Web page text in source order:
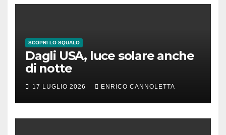
SCOPRI LO SQUALO
Dagli USA, luce solare anche
di notte
17 LUGLIO 2026 ENRICO CANNOLETTA